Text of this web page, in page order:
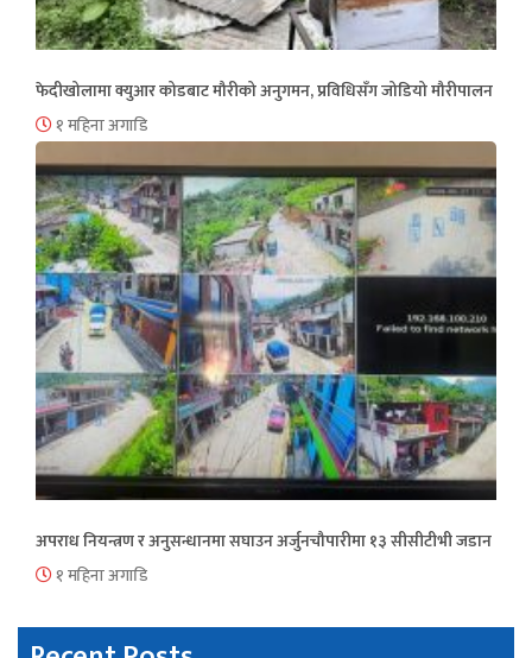
फेदीखोलामा क्युआर कोडबाट मौरीको अनुगमन, प्रविधिसँग जोडियो मौरीपालन
१ महिना अगाडि
अपराध नियन्त्रण र अनुसन्धानमा सघाउन अर्जुनचौपारीमा १३ सीसीटीभी जडान
१ महिना अगाडि